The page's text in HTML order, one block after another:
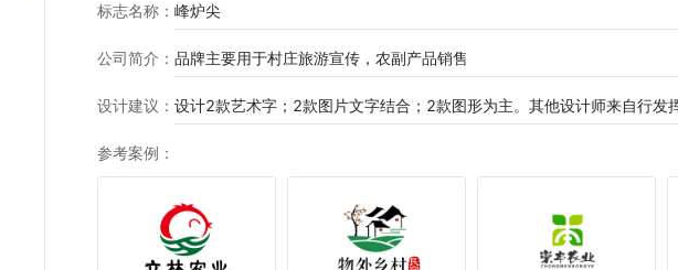
标志名称 ： 峰炉尖
公司简介 ： 品牌主要用于村庄旅游宣传，农副产品销售
设计建议 ： 设计2款艺术字；2款图片文字结合；2款图形为主。其他设计师来自行发
参考案例 ：